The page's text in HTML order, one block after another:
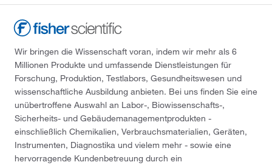
Wir bringen die Wissenschaft voran, indem wir mehr als 6
Millionen Produkte und umfassende Dienstleistungen für
Forschung, Produktion, Testlabors, Gesundheitswesen und
wissenschaftliche Ausbildung anbieten. Bei uns finden Sie eine
unübertroffene Auswahl an Labor-, Biowissenschafts-,
Sicherheits- und Gebäudemanagementprodukten -
einschließlich Chemikalien, Verbrauchsmaterialien, Geräten,
Instrumenten, Diagnostika und vielem mehr - sowie eine
hervorragende Kundenbetreuung durch ein